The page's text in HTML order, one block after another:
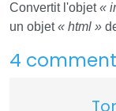
Convertit l'objet«
un objet« html »
4